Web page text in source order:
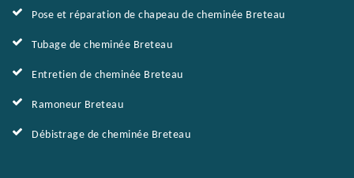
Pose et réparation de chapeau de cheminée Breteau
Tubage de cheminée Breteau
Entretien de cheminée Breteau
Ramoneur Breteau
Débistrage de cheminée Breteau